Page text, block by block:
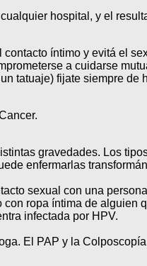
hospital, y el
íntimo y evitá el
a cuidarse
tatuaje) fijate siempre
gravedades. Los
enfermarlas
sexual con una
ropa íntima de alguien
infectada por HPV.
El PAP y la